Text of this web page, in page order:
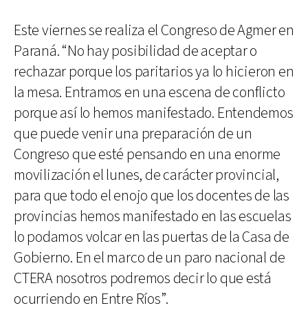
Este viernes se realiza el Congreso de Agmer en
Paraná. “No hay posibilidad de aceptar o
rechazar porque los paritarios ya lo hicieron en
la mesa. Entramos en una escena de conflicto
porque así lo hemos manifestado. Entendemos
que puede venir una preparación de un
Congreso que esté pensando en una enorme
movilización el lunes, de carácter provincial,
para que todo el enojo que los docentes de las
provincias hemos manifestado en las escuelas
lo podamos volcar en las puertas de la Casa de
Gobierno. En el marco de un paro nacional de
CTERA nosotros podremos decir lo que está
ocurriendo en Entre Ríos”.